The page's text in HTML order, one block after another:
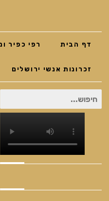
דף הבית רפי כפיר
זכרונות אנשי ירושלים
חיפוש
עבור: